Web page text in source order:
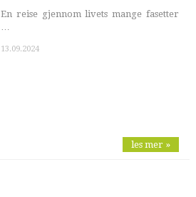
En reise gjennom livets mange fasetter
…
13.09.2024
les mer »